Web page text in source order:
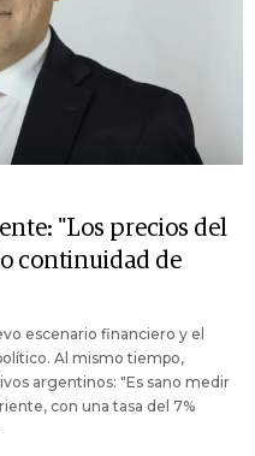
"Los precios del
continuidad de
escenario financiero y el
Al mismo tiempo,
argentinos: "Es sano medir
con una tasa del 7%